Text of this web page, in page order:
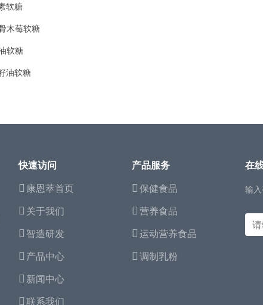
软糖
木莓软糖
软糖
油软糖
快速访问
康恩萃首页
关于我们
智造研发
产品中心
新闻中心
联系我们
产品服务
保健食品
营养食品
运动营养食品
调制乳粉
在
输